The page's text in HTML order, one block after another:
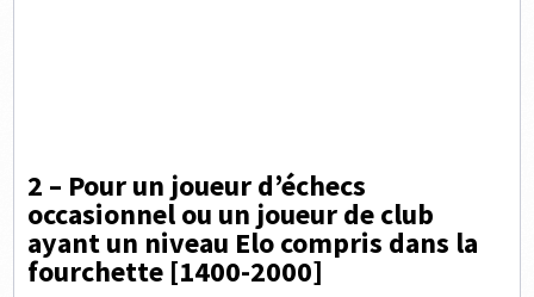
2 – Pour un joueur d’échecs
occasionnel ou un joueur de club
ayant un niveau Elo compris dans la
fourchette [1400-2000]